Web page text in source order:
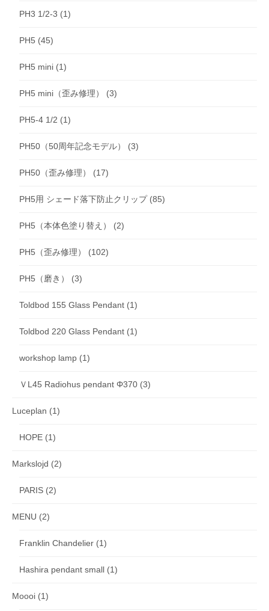
PH3 1/2-3 (1)
PH5 (45)
PH5 mini (1)
PH5 mini（歪み修理） (3)
PH5-4 1/2 (1)
PH50（50周年記念モデル） (3)
PH50（歪み修理） (17)
PH5用 シェード落下防止クリップ(85)
PH5（本体色塗り替え） (2)
PH5（歪み修理） (102)
PH5（磨き） (3)
Toldbod 155 Glass Pendant (1)
Toldbod 220 Glass Pendant (1)
workshop lamp (1)
ＶL45 Radiohus pendant Φ370 (3)
Luceplan (1)
HOPE (1)
Markslojd (2)
PARIS (2)
MENU (2)
Franklin Chandelier (1)
Hashira pendant small (1)
Moooi (1)